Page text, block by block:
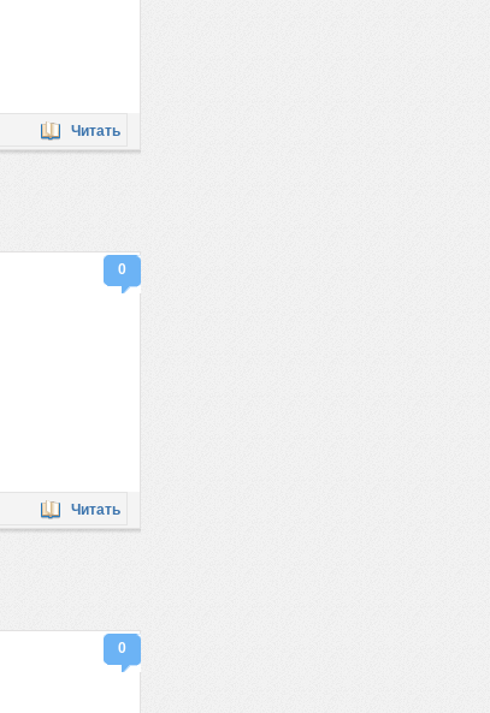
Читать
0
Читать
0